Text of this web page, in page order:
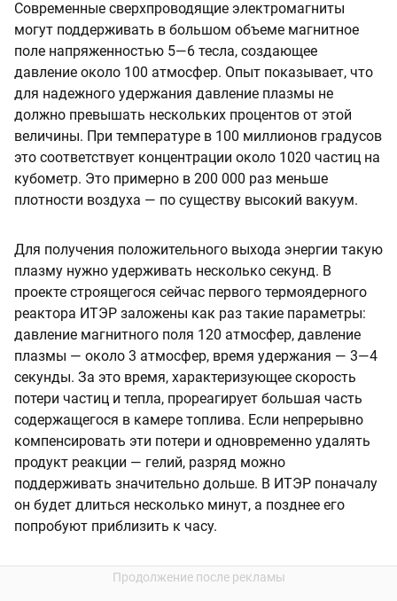
Современные сверхпроводящие электромагниты
могут поддерживать в большом объеме магнитное
поле напряженностью 5—6 тесла, создающее
давление около 100 атмосфер. Опыт показывает, что
для надежного удержания давление плазмы не
должно превышать нескольких процентов от этой
величины. При температуре в 100 миллионов градусов
это соответствует концентрации около 1020 частиц на
кубометр. Это примерно в 200 000 раз меньше
плотности воздуха — по существу высокий вакуум.
Для получения положительного выхода энергии такую
плазму нужно удерживать несколько секунд. В
проекте строящегося сейчас первого термоядерного
реактора ИТЭР заложены как раз такие параметры:
давление магнитного поля 120 атмосфер, давление
плазмы — около 3 атмосфер, время удержания — 3—4
секунды. За это время, характеризующее скорость
потери частиц и тепла, прореагирует большая часть
содержащегося в камере топлива. Если непрерывно
компенсировать эти потери и одновременно удалять
продукт реакции — гелий, разряд можно
поддерживать значительно дольше. В ИТЭР поначалу
он будет длиться несколько минут, а позднее его
попробуют приблизить к часу.